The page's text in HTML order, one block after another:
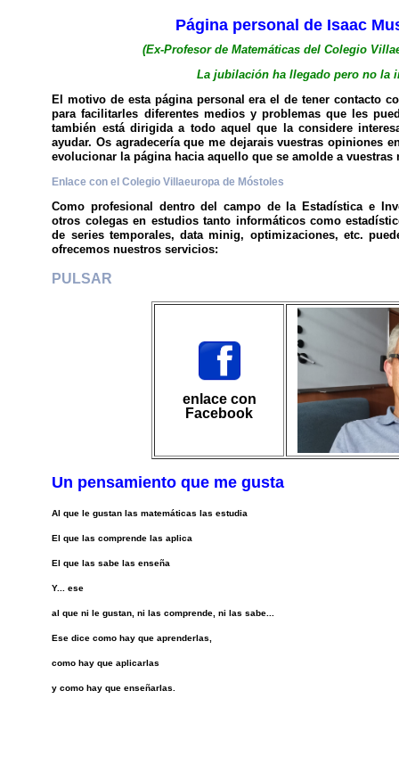
Página personal de Isaac
(Ex-Profesor de Matemáticas del Colegio
La jubilación ha llegado pero no la
El motivo de esta página personal era el de tener contacto
para facilitarles diferentes medios y problemas que les
también está dirigida a todo aquel que la considere
ayudar. Os agradecería que me dejarais vuestras opiniones
evolucionar la página hacia aquello que se amolde a vuestras
Enlace con el Colegio Villaeuropa de Móstoles
Como profesional dentro del campo de la Estadística e
otros colegas en estudios tanto informáticos como
de series temporales, data minig, optimizaciones, etc.
ofrecemos nuestros servicios:
PULSAR
enlace con
Facebook
Un pensamiento que me gusta
Al que le gustan las matemáticaslas estudia
El que las comprende las aplica
El que las sabe las enseña
Y... ese
al que ni le gustan, ni las comprende, ni las sabe...
Ese dice como hay que aprenderlas,
como hay que aplicarlas
y como hay que enseñarlas.